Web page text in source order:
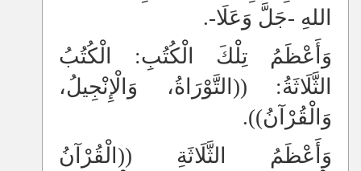
اللهِ -جَلَّ وَعَلَا-.
وَأَعْظَمُ تِلْكَ الْكُتُبِ: الْكُتُبُ
الثَّلَاثَةُ: ((التَّوْرَاةُ، وَالْإِنْجِيلُ،
وَالْقُرْآنُ)).
وَأَعْظَمُ الثَّلَاثَةِ ((الْقُرْآنُ